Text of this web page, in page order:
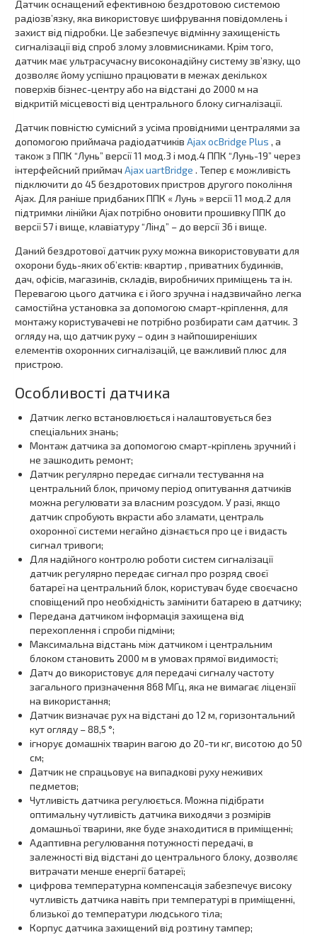
Датчик оснащений ефективною бездротовою системою
радіозв’язку, яка використовує шифрування повідомлень і
захист від підробки. Це забезпечує відмінну захищеність
сигналізації від спроб злому зловмисниками. Крім того,
датчик має ультрасучасну високонадійну систему зв’язку, що
дозволяє йому успішно працювати в межах декількох
поверхів бізнес-центру або на відстані до 2000 м на
відкритій місцевості від центрального блоку сигналізації.
Датчик повністю сумісний з усіма провідними централями за
допомогою приймача радіодатчиків Ajax ocBridge Plus , а
також з ППК “Лунь” версії 11 мод.3 і мод.4 ППК “Лунь-19” через
інтерфейсний приймач Ajax uartBridge . Тепер є можливість
підключити до 45 бездротових пристров другого покоління
Ajax. Для раніше придбаних ППК « Лунь » версії 11 мод.2 для
підтримки лінійки Ajax потрібно оновити прошивку ППК до
версії 57 і вище, клавіатуру “Лінд” – до версії 36 і вище.
Даний бездротової датчик руху можна використовувати для
охорони будь-яких об’єктів: квартир , приватних будинків,
дач, офісів, магазинів, складів, виробничих приміщень та ін.
Перевагою цього датчика є і його зручна і надзвичайно легка
самостійна установка за допомогою смарт-кріплення, для
монтажу користувачеві не потрібно розбирати сам датчик. З
огляду на, що датчик руху – один з найпоширеніших
елементів охоронних сигналізацій, це важливий плюс для
пристрою.
Особливості датчика
Датчик легко встановлюється і налаштовується без
спеціальних знань;
Монтаж датчика за допомогою смарт-кріплень зручний і
не зашкодить ремонт;
Датчик регулярно передає сигнали тестування на
центральний блок, причому період опитування датчиків
можна регулювати за власним розсудом. У разі, якщо
датчик спробують вкрасти або зламати, централь
охоронної системи негайно дізнається про це і видасть
сигнал тривоги;
Для надійного контролю роботи систем сигналізації
датчик регулярно передає сигнал про розряд своєї
батареї на центральний блок, користувач буде своєчасно
сповіщений про необхідність замінити батарею в датчику;
Передана датчиком інформація захищена від
перехоплення і спроби підміни;
Максимальна відстань між датчиком і центральним
блоком становить 2000 м в умовах прямої видимості;
Датч до використовує для передачі сигналу частоту
загального призначення 868 МГц, яка не вимагає ліцензії
на використання;
Датчик визначає рух на відстані до 12 м, горизонтальний
кут огляду – 88,5 °;
ігнорує домашніх тварин вагою до 20-ти кг, висотою до 50
см;
Датчик не спрацьовує на випадкові руху неживих
педметов;
Чутливість датчика регулюється. Можна підібрати
оптимальну чутливість датчика виходячи з розмірів
домашньої тварини, яке буде знаходитися в приміщенні;
Адаптивна регулювання потужності передачі, в
залежності від відстані до центрального блоку, дозволяє
витрачати менше енергії батареї;
цифрова температурна компенсація забезпечує високу
чутливість датчика навіть при температурі в приміщенні,
близької до температури людського тіла;
Корпус датчика захищений від розтину тампер;